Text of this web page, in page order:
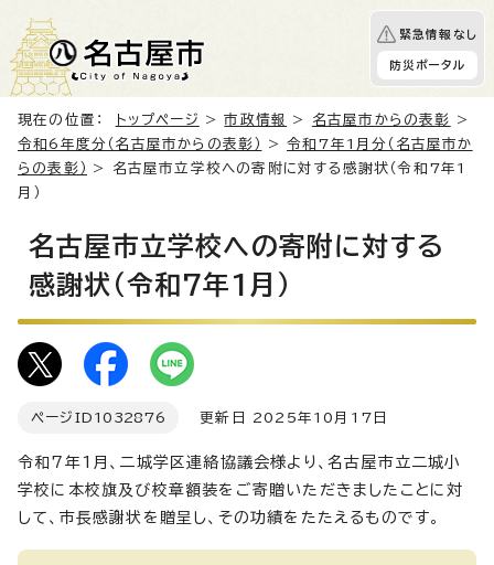
緊急情報なし
防災ポータル
現在の位置： トップページ >市政情報 > 名古屋市からの表彰
>
令和6年度分（名古屋市からの表彰）
>令和7年1月分（名古屋市か
らの表彰）
> 名古屋市立学校への寄附に対する感謝状（令和7年1
月）
名古屋市立学校への寄附に対する
感謝状（令和7年1月）
ページID 1032876 更新日 2025年10月17日
令和7年1月、二城学区連絡協議会様より、名古屋市立二城小
学校に本校旗及び校章額装をご寄贈いただきましたことに対
して、市長感謝状を贈呈し、その功績をたたえるものです。